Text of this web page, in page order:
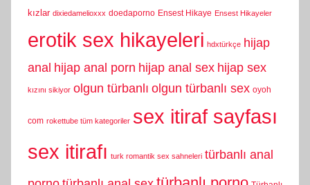
kızlar dixiedamelioxxx doedaporno Ensest Hikaye Ensest Hikayeler
erotik sex hikayeleri hdxtürkçe hijap
anal hijap anal porn hijap anal sex hijap sex
kızını sikiyor olgun türbanlı olgun türbanlı sex oyoh
com rokettube tüm kategoriler sex itiraf sayfası
sex itirafı turk romantik sex sahneleri türbanlı anal